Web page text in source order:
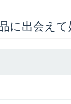
に出会え